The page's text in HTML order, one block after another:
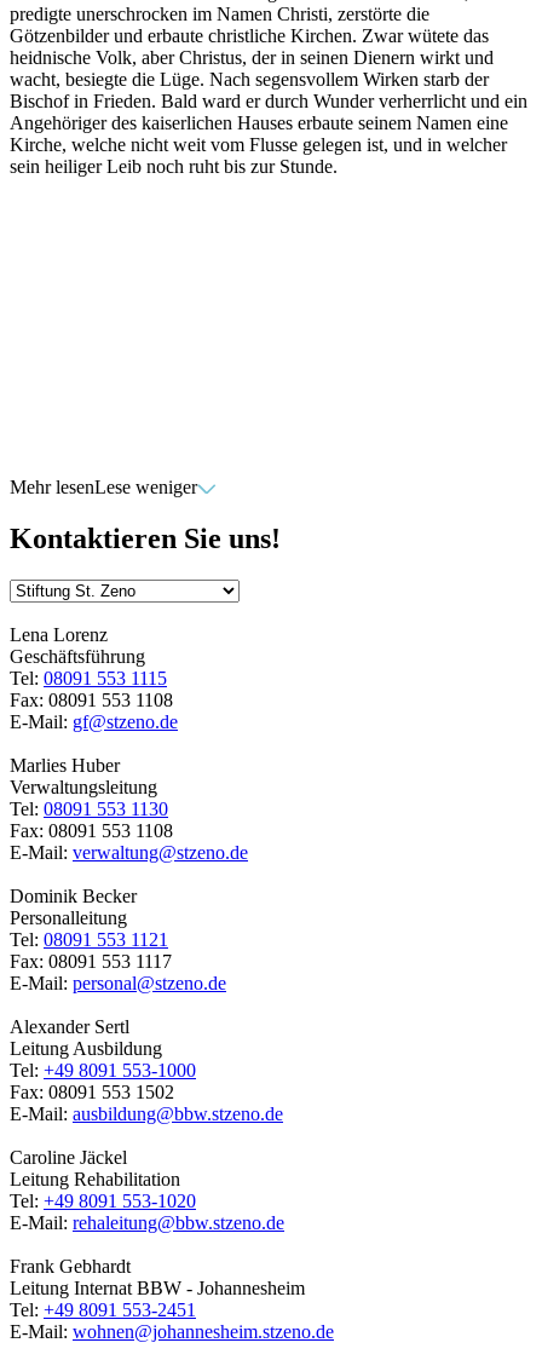
predigte unerschrocken im Namen Christi, zerstörte die
Götzenbilder und erbaute christliche Kirchen. Zwar wütete das
heidnische Volk, aber Christus, der in seinen Dienern wirkt und
wacht, besiegte die Lüge. Nach segensvollem Wirken starb der
Bischof in Frieden. Bald ward er durch Wunder verherrlicht und ein
Angehöriger des kaiserlichen Hauses erbaute seinem Namen eine
Kirche, welche nicht weit vom Flusse gelegen ist, und in welcher
sein heiliger Leib noch ruht bis zur Stunde.
Mehr lesenLese weniger
Kontaktieren Sie uns!
Lena Lorenz
Geschäftsführung
Tel: 08091 553 1115
Fax: 08091 553 1108
E-Mail: gf@stzeno.de
Marlies Huber
Verwaltungsleitung
Tel: 08091 553 1130
Fax: 08091 553 1108
E-Mail: verwaltung@stzeno.de
Dominik Becker
Personalleitung
Tel: 08091 553 1121
Fax: 08091 553 1117
E-Mail: personal@stzeno.de
Alexander Sertl
Leitung Ausbildung
Tel: +49 8091 553-1000
Fax: 08091 553 1502
E-Mail: ausbildung@bbw.stzeno.de
Caroline Jäckel
Leitung Rehabilitation
Tel: +49 8091 553-1020
E-Mail: rehaleitung@bbw.stzeno.de
Frank Gebhardt
Leitung Internat BBW - Johannesheim
Tel: +49 8091 553-2451
E-Mail: wohnen@johannesheim.stzeno.de